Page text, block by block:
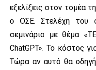
εξελίξεις στον τομέα
ο ΟΣΕ. Στελέχη του
σεμινάριο με θέμα
ChatGPT». Το κόστος
Τώρα αν αυτό θα